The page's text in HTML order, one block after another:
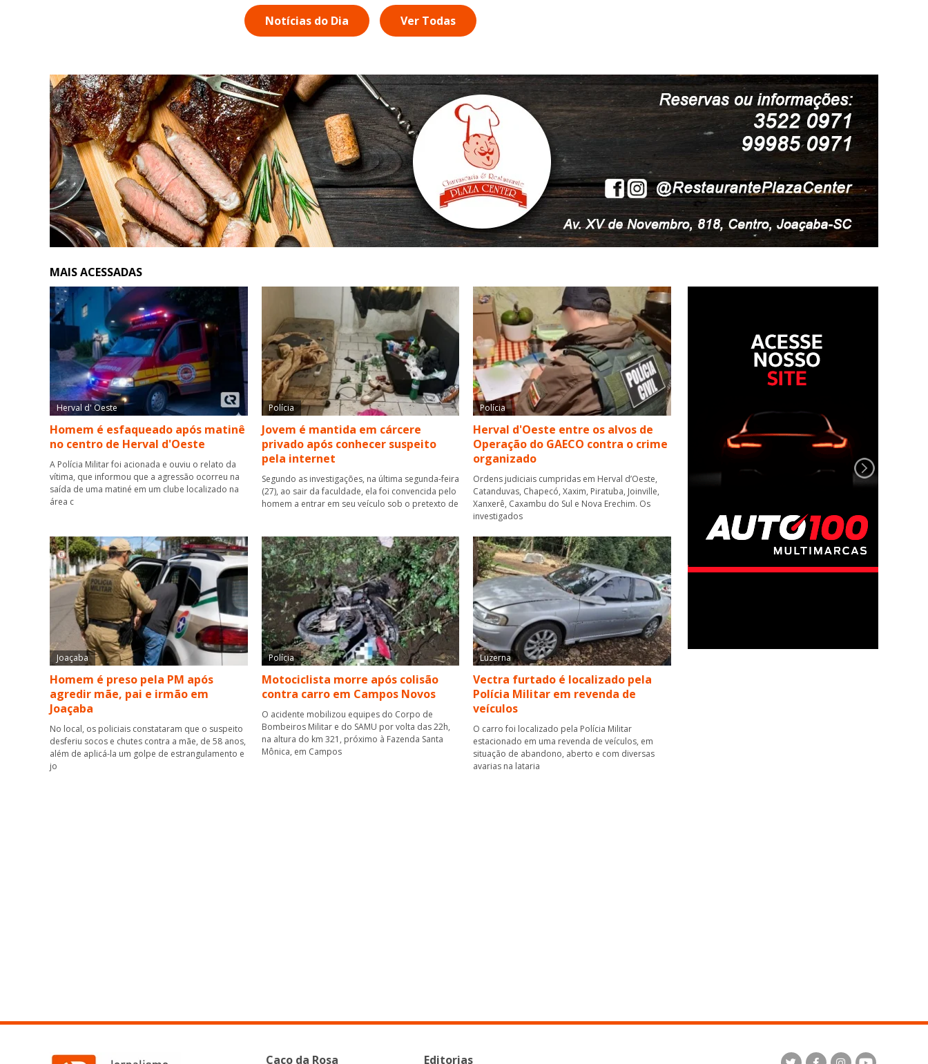
Notícias do Dia Ver Todas
MAIS ACESSADAS
Herval d' Oeste
Homem é esfaqueado após matinê
no centro de Herval d'Oeste
A Polícia Militar foi acionada e ouviu o relato da
vítima, que informou que a agressão ocorreu na
saída de uma matiné em um clube localizado na
área c
Polícia
Jovem é mantida em cárcere
privado após conhecer suspeito
pela internet
Segundo as investigações, na última segunda-feira
(27), ao sair da faculdade, ela foi convencida pelo
homem a entrar em seu veículo sob o pretexto de
Polícia
Herval d'Oeste entre os alvos de
Operação do GAECO contra o crime
organizado
Ordens judiciais cumpridas em Herval d’Oeste,
Catanduvas, Chapecó, Xaxim, Piratuba, Joinville,
Xanxerê, Caxambu do Sul e Nova Erechim. Os
investigados
Joaçaba
Homem é preso pela PM após
agredir mãe, pai e irmão em
Joaçaba
No local, os policiais constataram que o suspeito
desferiu socos e chutes contra a mãe, de 58 anos,
além de aplicá-la um golpe de estrangulamento e
jo
Polícia
Motociclista morre após colisão
contra carro em Campos Novos
O acidente mobilizou equipes do Corpo de
Bombeiros Militar e do SAMU por volta das 22h,
na altura do km 321, próximo à Fazenda Santa
Mônica, em Campos
Luzerna
Vectra furtado é localizado pela
Polícia Militar em revenda de
veículos
O carro foi localizado pela Polícia Militar
estacionado em uma revenda de veículos, em
situação de abandono, aberto e com diversas
avarias na lataria
Caco da Rosa Editorias